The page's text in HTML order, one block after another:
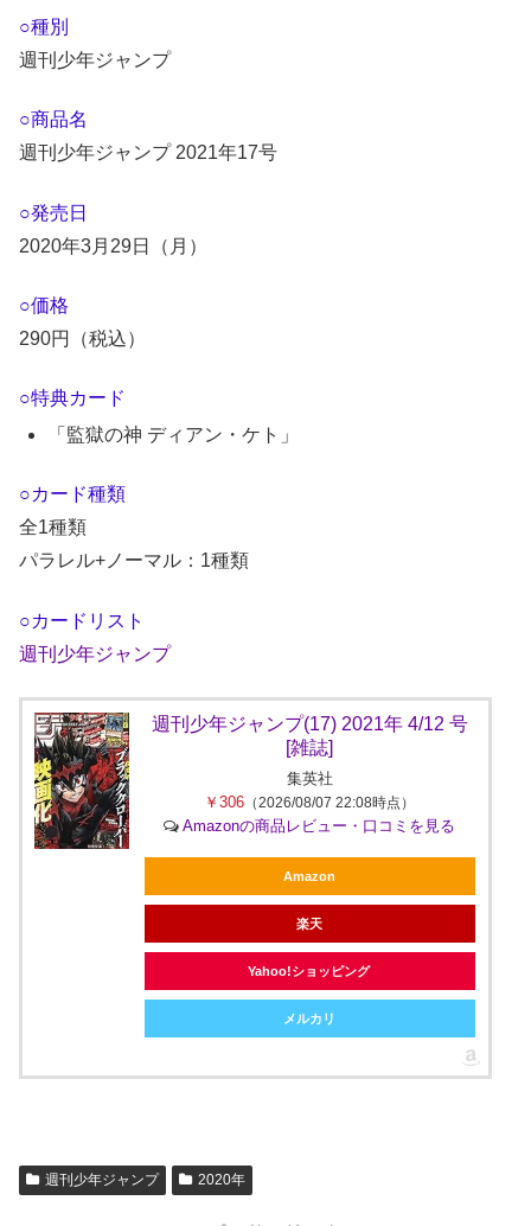
○種別
週刊少年ジャンプ
○商品名
週刊少年ジャンプ 2021年17号
○発売日
2020年3月29日（月）
○価格
290円（税込）
○特典カード
「監獄の神 ディアン・ケト」
○カード種類
全1種類
パラレル+ノーマル：1種類
○カードリスト
週刊少年ジャンプ
週刊少年ジャンプ(17) 2021年 4/12 号
[雑誌]
集英社
￥306 （2026/08/07 22:08時点）
Amazonの商品レビュー・口コミを見る
Amazon
楽天
Yahoo!ショッピング
メルカリ
週刊少年ジャンプ 2020年